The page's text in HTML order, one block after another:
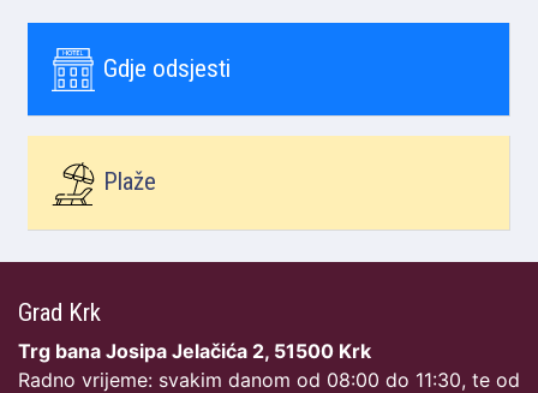
Gdje odsjesti
Plaže
Grad Krk
Trg bana Josipa Jelačića 2, 51500 Krk
Radno vrijeme: svakim danom od 08:00 do 11:30, te od